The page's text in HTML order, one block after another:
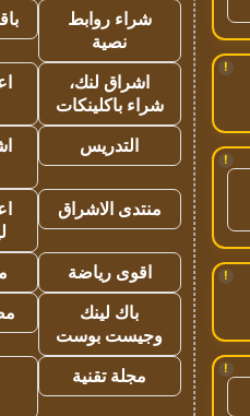
!
!
!
!
شراء روابط
نصية
اشراق لنك،
شراء باكلينكات
التدريس
منتدى الاشراق
اقوى رياضة
باك لينك
وجيست بوست
مجلة تقنية